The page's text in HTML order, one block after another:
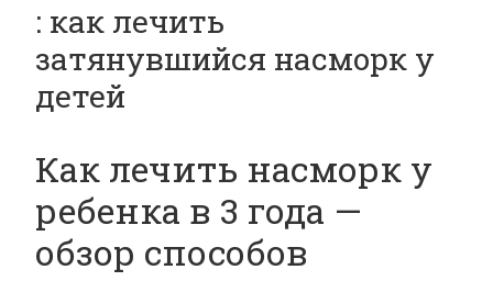
: как лечить
затянувшийся насморк у
детей
Как лечить насморк у
ребенка в 3 года —
обзор способов